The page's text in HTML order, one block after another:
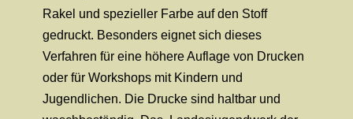
Rakel und spezieller Farbe auf den Stoff
gedruckt. Besonders eignet sich dieses
Verfahren für eine höhere Auflage von Drucken
oder für Workshops mit Kindern und
Jugendlichen. Die Drucke sind haltbar und